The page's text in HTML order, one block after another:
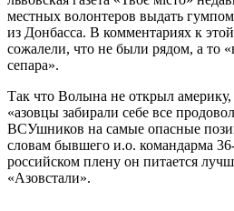
местных волонтеров выдать
из Донбасса. В комментариях к
сожалели, что не были рядом, а то
сепара».
Так что Волына не открыл америку,
«азовцы забирали себе все
ВСУшников на самые опасные
словам бывшего и.о. командарма
российском плену он питается
«Азовстали».